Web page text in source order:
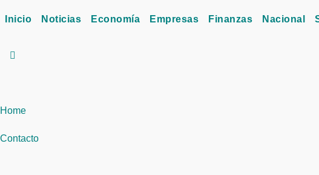
Inicio Noticias Economía Empresas Finanzas Nacional
Home
Contacto